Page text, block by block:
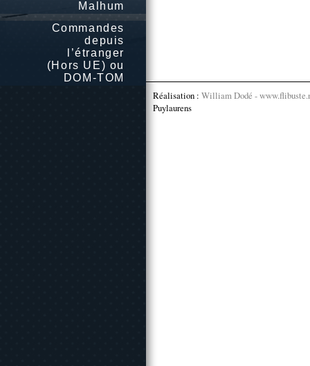
Malhum
Commandes
depuis
l’étranger
(Hors UE) ou
DOM-TOM
Réalisation : William Dodé -
Puylaurens